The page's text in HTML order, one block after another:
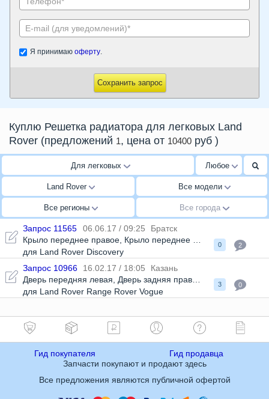
Я принимаю оферту.
Сохранить запрос
Куплю Решетка радиатора для легковых Land
Rover (предложений 1, цена от 10400 руб )
Для легковых Любое
Land Rover Все модели
Все регионы Все города
Запрос 11565 06.06.17 / 09:25
Братск
Крыло переднее правое Крыло переднее левое,Ресничка
для Land Rover Discovery
0 2
Запрос 10966 16.02.17 / 18:05
Казань
Дверь передняя левая
Дверь задняя правая
Бампер
для Land Rover Range Rover Vogue
3 0
Гид покупателя
Гид продавца
Запчасти покупают и продают здесь
Все предложения являются публичной офертой